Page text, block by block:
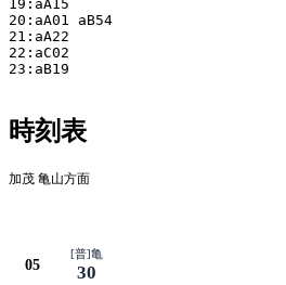
19:aA15
20:aA01 aB54
21:aA22
22:aC02
23:aB19
時刻表
加茂 亀山方面
05
[普]亀
30